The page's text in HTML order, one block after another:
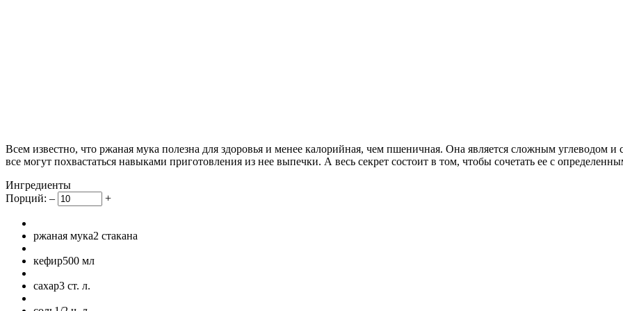
Всем известно, что ржаная мука полезна для здоровья и менее калорийная, чем пшеничная. Она является сложным углеводом
все могут похвастаться навыками приготовления из нее выпечки. А весь секрет состоит в том, чтобы сочетать ее с
Ингредиенты
Порций: – +
ржаная мука2 стакана
кефир500 мл
сахар3 ст. л.